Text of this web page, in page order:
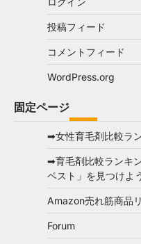
投稿フィード
コメントフィード
WordPress.org
固定ページ
➡女性育毛剤比較ラ
➡育毛剤比較ランキ
ベスト」を見つけよ
Amazon売れ筋商品
Forum